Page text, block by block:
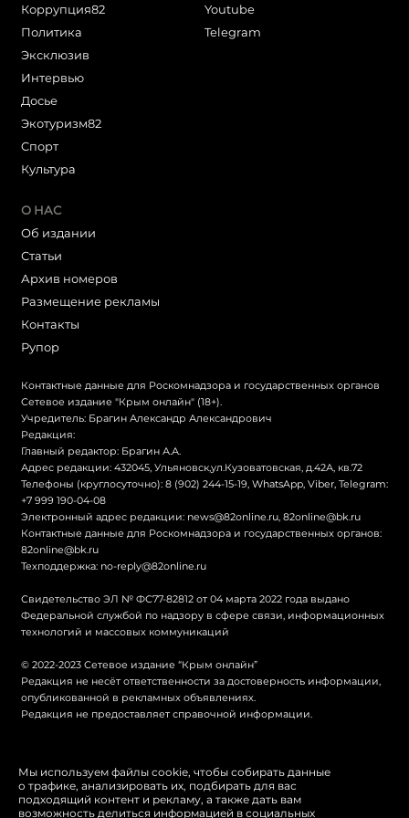
Коррупция82
Политика
Эксклюзив
Интервью
Досье
Экотуризм82
Cпорт
Культура
Youtube
Telegram
О НАС
Об издании
Статьи
Архив номеров
Размещение рекламы
Контакты
Рупор
Контактные данные для Роскомнадзора и государственных органов
Сетевое издание "Крым онлайн" (18+).
Учредитель: Брагин Александр Александрович
Редакция:
Главный редактор: Брагин А.А.
Адрес редакции: 432045, Ульяновск,ул.Кузоватовская, д.42А, кв.72
Телефоны (круглосуточно): 8 (902) 244-15-19, WhatsApp, Viber, Telegram:
+7 999 190-04-08
Электронный адрес редакции: news@82online.ru 82online@bk.ru
Контактные данные для Роскомнадзора и государственных органов:
82online@bk.ru
Техподдержка: no-reply@82online.ru
Свидетельство ЭЛ № ФС77-82812 от 04 марта 2022 года выдано
Федеральной службой по надзору в сфере связи, информационных
технологий и массовых коммуникаций
© 2022-2023 Сетевое издание “Крым онлайн”
Редакция не несёт ответственности за достоверность информации,
опубликованной в рекламных объявлениях.
Редакция не предоставляет справочной информации.
© Крым онлайн
Политика конфиденциальности
Мы используем файлы cookie, чтобы собирать данные
о трафике, анализировать их, подбирать для вас
подходящий контент и рекламу, а также дать вам
возможность делиться информацией в социальных